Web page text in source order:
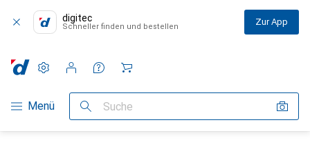
digitec
Schneller finden und bestellen Zur App
Navigation nach Kategorien
Menü Suche
Einstellungen
Kundenkonto
Vergleichslisten
Merklisten
Warenkorb